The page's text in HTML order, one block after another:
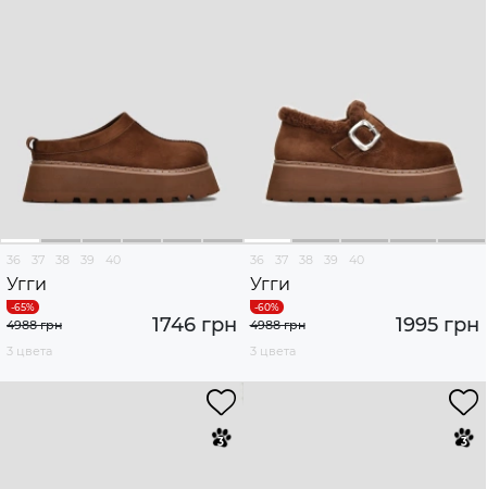
36 37 38 39 40
Угги
1746 грн
4988 грн
3 цвета
36 37 38 39 40
Угги
1995 грн
4988 грн
3 цвета